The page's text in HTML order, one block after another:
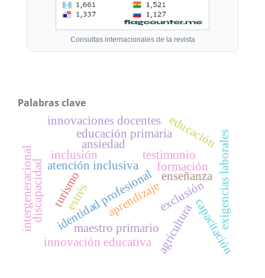
Consultas internacionales de la revista
Palabras clave
formación
atención inclusiva
identidad profesional enseñanza
aprendizaje
inclusión
exclusión
discapacidad
capacitación
estrés
ansiedad exigencias laborales
maestro primarioagricultura
turismo
educación primariaeducación
intergeneracional testimonio
innovación educativa
innovaciones docentes